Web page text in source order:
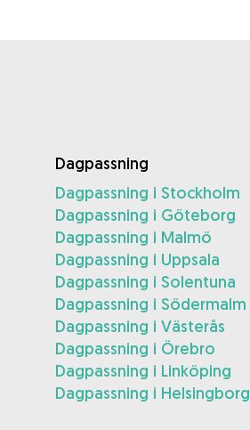
Dagpassning
Dagpassning i Stockholm
Dagpassning i Göteborg
Dagpassning i Malmö
Dagpassning i Uppsala
Dagpassning i Solentuna
Dagpassning i Södermalm
Dagpassning i Västerås
Dagpassning i Örebro
Dagpassning i Linköping
Dagpassning i Helsingborg